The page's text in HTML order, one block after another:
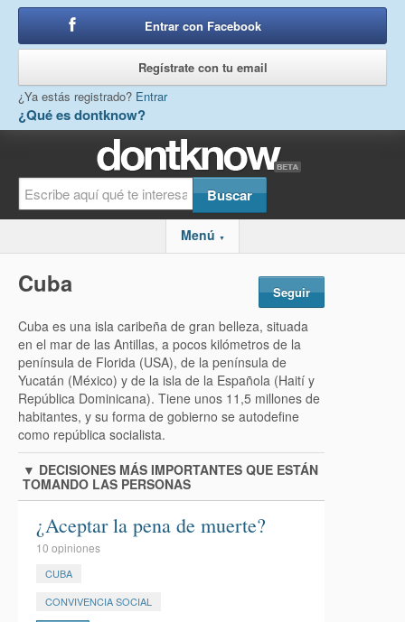
¿Qué es dontknow?
Entrar con Facebook
Regístrate con tu email
¿Ya estás registrado? Entrar
Menú ▼
Cuba Seguir
Cuba es una isla caribeña de gran belleza, situada
en el mar de las Antillas, a pocos kilómetros de la
península de Florida (USA), de la península de
Yucatán (México) y de la isla de la Española (Haití y
República Dominicana). Tiene unos 11,5 millones de
habitantes, y su forma de gobierno se autodefine
como república socialista.
▼ DECISIONES MÁS IMPORTANTES QUE ESTÁN
TOMANDO LAS PERSONAS
¿Aceptar la pena de muerte?
10 opiniones
CUBA
CONVIVENCIA SOCIAL